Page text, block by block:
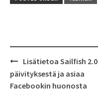
Post
navigation
Lisätietoa Sailfish 2.0
päivityksestä ja asiaa
Facebookin huonosta